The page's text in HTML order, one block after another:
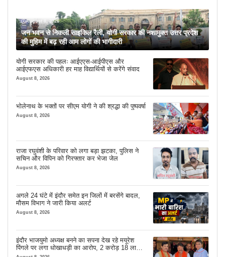
August 8, 2026
जन भवन से निकली साइकिल रैली, योगी सरकार की नशामुक्त उत्तर प्रदेश
की मुहिम में बढ़ रही आम लोगों की भागीदारी
योगी सरकार की पहलः आईएएस-आईपीएस और
आईएफएस अधिकारी हर माह विद्यार्थियों से करेंगे संवाद
August 8, 2026
भोलेनाथ के भक्तों पर सीएम योगी ने की श्रद्धा की पुष्पवर्षा
August 8, 2026
राजा रघुवंशी के परिवार को लगा बड़ा झटका, पुलिस ने
सचिन और विपिन को गिरफ्तार कर भेजा जेल
August 8, 2026
अगले 24 घंटे में इंदौर समेत इन जिलों में बरसेंगे बादल,
मौसम विभाग ने जारी किया अलर्ट
August 8, 2026
इंदौर भाजयुमो अध्यक्ष बनने का सपना देख रहे मयूरेश
पिंगले पर लगा धोखाधड़ी का आरोप, 2 करोड़ 18 लाख
लेने के बाद भी नहीं दिया जमीन का कब्जा